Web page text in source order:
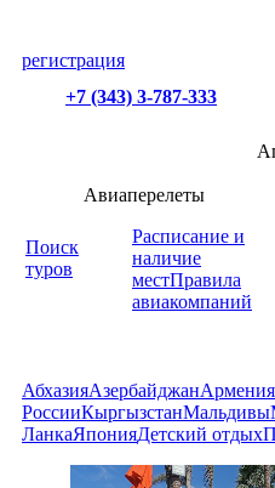
регистрация
+7 (343) 3-787-333
Поиск
туров
Авиаперелеты
Расписание и
наличие
местПравила
авиакомпаний
АбхазияАзербайджанАрмения
РоссииКыргызстанМальдивы
ЛанкаЯпонияДетский отдых